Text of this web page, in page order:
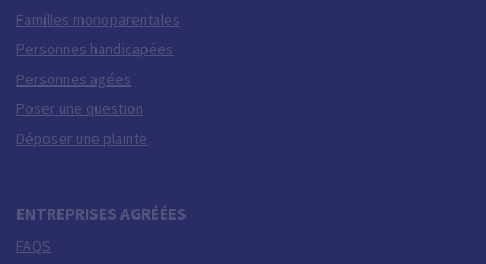
Familles monoparentales
Personnes handicapées
Personnes agées
Poser une question
Déposer une plainte
ENTREPRISES AGRÉÉES
FAQS